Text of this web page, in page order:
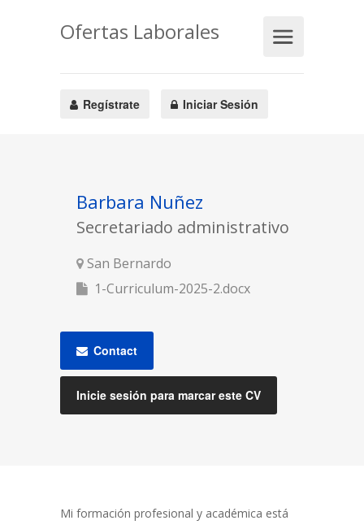
Ofertas Laborales
Regístrate Iniciar Sesión
Barbara Nuñez
Secretariado administrativo
San Bernardo
1-Curriculum-2025-2.docx
Contact
Inicie sesión para marcar este CV
Mi formación profesional y académica está